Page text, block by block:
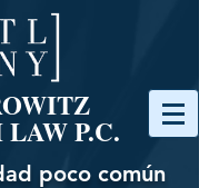
P.C.
poco común